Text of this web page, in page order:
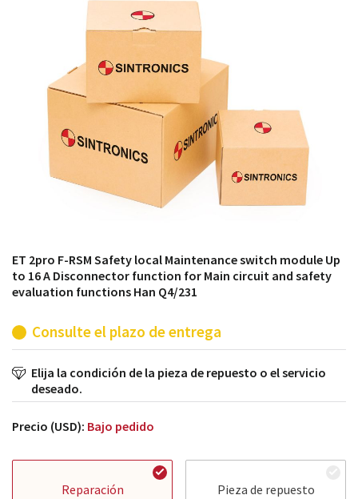
módulos antiguos a un alto nivel técnico o sustitución
de módulos descontinuados por módulos del propio
ET 2pro F-RSM Safety local Maintenance switch module Up
to 16 A Disconnector function for Main circuit and safety
evaluation functions Han Q4/231
Consulte el plazo de entrega
Elija la condición de la pieza de repuesto o el servicio
deseado.
Precio (USD): Bajo pedido
Reparación Pieza de repuesto